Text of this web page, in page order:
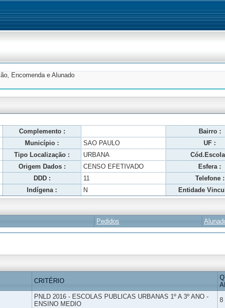
Encomenda e Alunado
Complemento : Bairro :
Município : SAO PAULO UF :
Tipo Localização : URBANA
Origem Dados : CENSO EFETIVADO Esfera :
DDD : 11 Telefone :
Indígena : N Entidade
Pedidos
CRITÉRIO
PNLD 2016 - ESCOLAS PUBLICAS URBANAS 1º A 3º ANO -
ENSINO MEDIO
8